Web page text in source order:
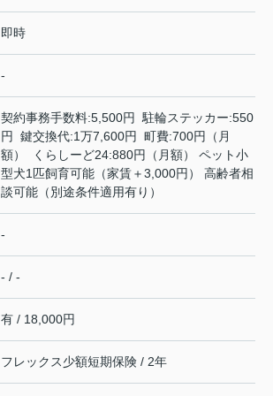
即時
-
契約事務手数料:5,500円 駐輪ステッカー:550
円 鍵交換代:1万7,600円 町費:700円（月
額） くらしーど24:880円（月額） ペット小
型犬1匹飼育可能（家賃＋3,000円） 高齢者相
談可能（別途条件適用有り）
-
- / -
有 / 18,000円
フレックス少額短期保険 / 2年